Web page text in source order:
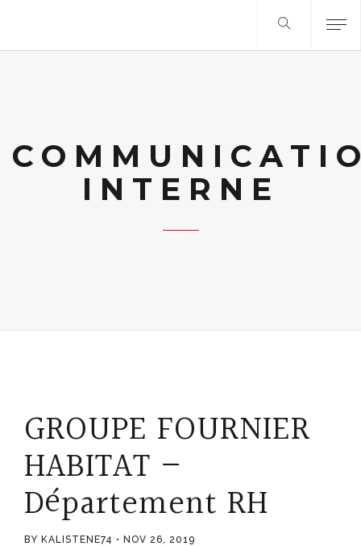
INTERNE
GROUPE FOURNIER
HABITAT –
Département RH
BY KALISTENE74 NOV 26, 2019